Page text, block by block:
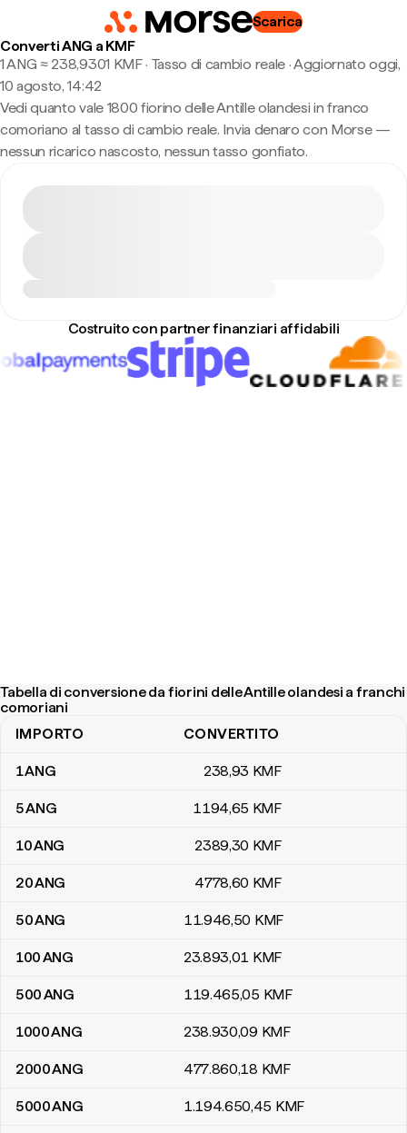
Scarica
Converti ANG a KMF
1 ANG ≈ 238,9301 KMF · Tasso di cambio reale·Aggiornato oggi,
10 agosto, 14:42
Vedi quanto vale 1800 fiorino delle Antille olandesi in franco
comoriano al tasso di cambio reale. Invia denaro con Morse —
nessun ricarico nascosto, nessun tasso gonfiato.
Costruito con partner finanziari affidabili
Tabella di conversione da fiorini delle Antille olandesi a franchi
comoriani
Tabella di conversione da fiorini delle Antille olandesi a franchi
IMPORTO CONVERTITO
1ANG 238,93 KMF
5ANG 1194,65 KMF
10ANG 2389,30 KMF
20ANG 4778,60 KMF
50ANG 11.946,50 KMF
100ANG 23.893,01 KMF
500ANG 119.465,05 KMF
1000ANG 238.930,09 KMF
2000ANG 477.860,18 KMF
5000ANG 1.194.650,45 KMF